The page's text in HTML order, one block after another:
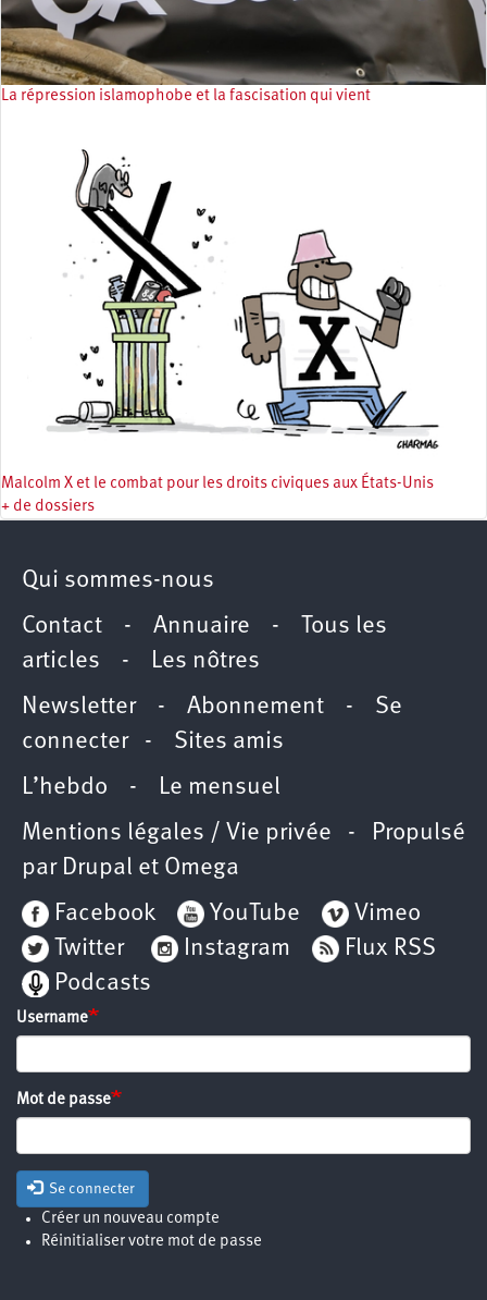
La répression islamophobe et la fascisation qui vient
Malcolm X et le combat pour les droits civiques aux États-Unis
+ de dossiers
Qui sommes-nous
Contact - Annuaire -
Tous les
articles - Les nôtres
Newsletter- Abonnement - Se
connecter- Sites amis
L’hebdo - Le mensuel
Mentions légales / Vie privée - Propulsé
par Drupal et Omega
Facebook
YouTube
Vimeo
Twitter
Instagram
Flux RSS
Podcasts
Username
Mot de passe
Se connecter
Créer un nouveau compte
Réinitialiser votre mot de passe